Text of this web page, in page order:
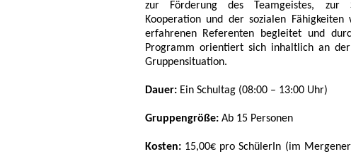
zur Förderung des Teamgeistes, zur
Kooperation und der sozialen
erfahrenen Referenten begleitet und
Programm orientiert sich inhaltlich an der
Gruppensituation.
Dauer:Ein Schultag (08:00 – 13:00 Uhr)
Gruppengröße:Ab 15 Personen
Kosten:15,00€ pro SchülerIn (im